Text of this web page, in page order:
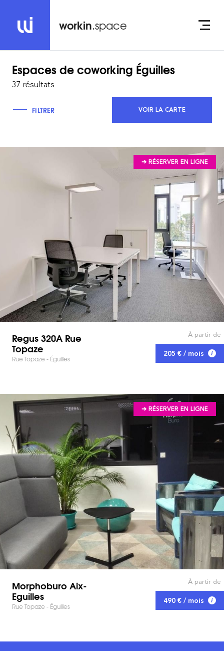
workin.space
Espaces de coworking Éguilles
37 résultats
FILTRER VOIR LA CARTE
➔ RÉSERVER EN LIGNE
Regus 320A Rue
Topaze
Rue Topaze - Éguilles
À partir de
205 € / mois
➔ RÉSERVER EN LIGNE
Morphoburo Aix-
Eguilles
Rue Topaze - Éguilles
À partir de
490 € / mois